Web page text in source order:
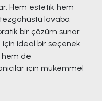
Hem estetik hem
lavabo,
bir çözüm sunar.
için ideal bir seçenek
hem de
için mükemmel